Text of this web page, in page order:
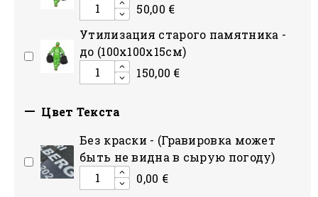
50,00 €
Утилизация старого памятника -
до (100х100х15см)
150,00 €
 Цвет Текста
Без краски - (Гравировка может
быть не видна в сырую погоду)
0,00 €